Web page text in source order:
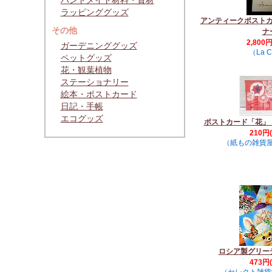
ラッピンググッズ
その他
ガーデニンググッズ
ペットグッズ
花・観葉植物
ステーショナリー
絵本・ポストカード
日記・手帳
エコグッズ
アンティークポス
ナ
2,800
（La
ポストカード「花
210円
（紙もの雑貨
ロシア製グリ
473円